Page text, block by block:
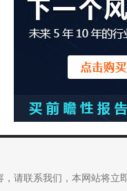
请联系我们，本网站将立